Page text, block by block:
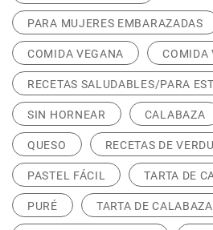
PARA MUJERES EMBARAZADAS
COMIDA VEGANA COMIDA
RECETAS SALUDABLES/PARA
SIN HORNEAR CALABAZA
QUESO RECETAS DE
PASTEL FÁCIL TARTA DE
PURÉ TARTA DE CALABAZA